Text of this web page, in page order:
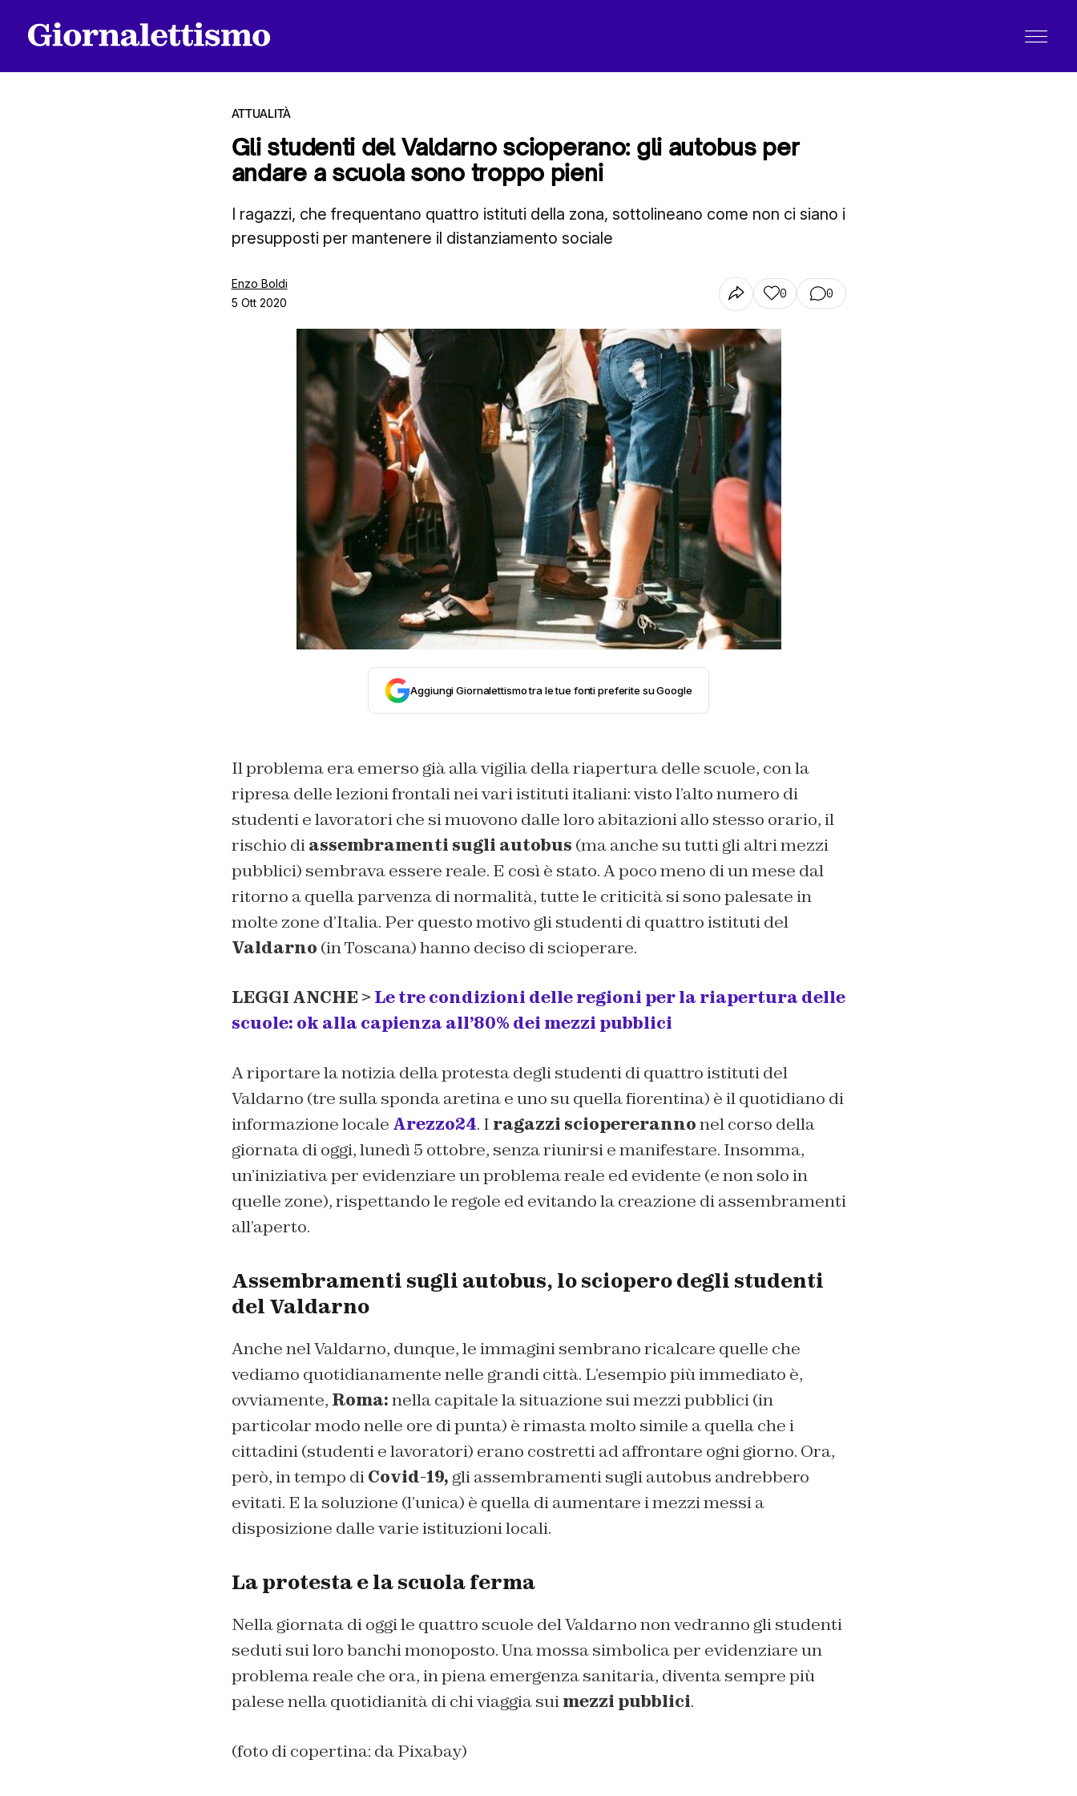
ATTUALITÀ
Gli studenti del Valdarno scioperano: gli autobus per
andare a scuola sono troppo pieni
I ragazzi, che frequentano quattro istituti della zona, sottolineano come non ci siano i
presupposti per mantenere il distanziamento sociale
Enzo Boldi
5 Ott 2020
0 0
Aggiungi Giornalettismo tra le tue fonti preferite su Google
Il problema era emerso già alla vigilia della riapertura delle scuole, con la
ripresa delle lezioni frontali nei vari istituti italiani: visto l’alto numero di
studenti e lavoratori che si muovono dalle loro abitazioni allo stesso orario, il
rischio diassembramenti sugli autobus (ma anche su tutti gli altri mezzi
pubblici) sembrava essere reale. E così è stato. A poco meno di un mese dal
ritorno a quella parvenza di normalità, tutte le criticità si sono palesate in
molte zone d’Italia. Per questo motivo gli studenti di quattro istituti del
Valdarno (in Toscana) hanno deciso di scioperare.
LEGGI ANCHE > Le tre condizioni delle regioni per la riapertura delle
scuole: ok alla capienza all’80% dei mezzi pubblici
A riportare la notizia della protesta degli studenti di quattro istituti del
Valdarno (tre sulla sponda aretina e uno su quella fiorentina) è il quotidiano di
informazione locale Arezzo24. I ragazzi sciopererannonel corso della
giornata di oggi, lunedì 5 ottobre, senza riunirsi e manifestare. Insomma,
un’iniziativa per evidenziare un problema reale ed evidente (e non solo in
quelle zone), rispettando le regole ed evitando la creazione di assembramenti
all’aperto.
Assembramenti sugli autobus, lo sciopero degli studenti
del Valdarno
Anche nel Valdarno, dunque, le immagini sembrano ricalcare quelle che
vediamo quotidianamente nelle grandi città. L’esempio più immediato è,
ovviamente, Roma:nella capitale la situazione sui mezzi pubblici (in
particolar modo nelle ore di punta) è rimasta molto simile a quella che i
cittadini (studenti e lavoratori) erano costretti ad affrontare ogni giorno. Ora,
però, in tempo diCovid-19, gli assembramenti sugli autobus andrebbero
evitati. E la soluzione (l’unica) è quella di aumentare i mezzi messi a
disposizione dalle varie istituzioni locali.
La protesta e la scuola ferma
Nella giornata di oggi le quattro scuole del Valdarno non vedranno gli studenti
seduti sui loro banchi monoposto. Una mossa simbolica per evidenziare un
problema reale che ora, in piena emergenza sanitaria, diventa sempre più
palese nella quotidianità di chi viaggia suimezzi pubblici.
(foto di copertina: da Pixabay)